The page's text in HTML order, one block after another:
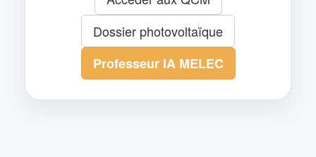
Dossier photovoltaïque
Professeur IA MELEC